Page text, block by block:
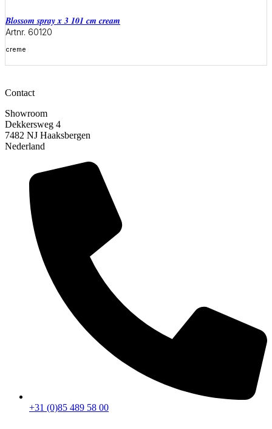
blossom spray x 3 101 cm cream
Artnr. 60120
creme
Contact
Showroom
Dekkersweg 4
7482 NJ Haaksbergen
Nederland
+31 (0)85 489 58 00